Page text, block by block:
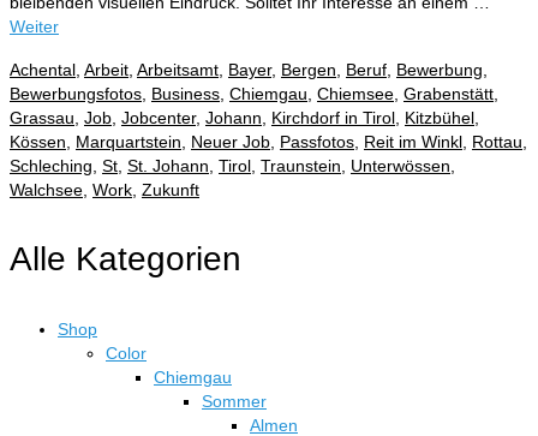
Weiter
Achental Arbeit Arbeitsamt Bayer, Bergen Beruf Bewerbung
Bewerbungsfotos Business Chiemgau Chiemsee Grabenstätt
Grassau Job Jobcenter, Johann Kirchdorf in Tirol Kitzbühel
Kössen
Marquartstein Neuer Job Passfotos Reit im Winkl Rottau
Schleching St St. Johann Tirol Traunstein Unterwössen
Walchsee Work Zukunft
Alle Kategorien
Shop
Color
Chiemgau
Sommer
Almen